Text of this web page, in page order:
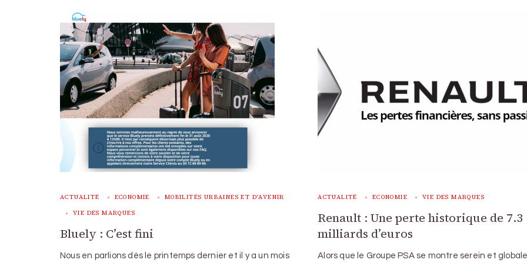
ACTUALITÉ ECONOMIE MOBILITÉS URBAINES ET D'AVENIR
VIE DES MARQUES
Bluely : C’est fini
Nous en parlions dès le printemps dernier et il y a un mois
ACTUALITÉ ECONOMIE VIE DES MARQUES
Renault : Une perte historique de 7.3
milliards d’euros
Alors que le Groupe PSA se montre serein et